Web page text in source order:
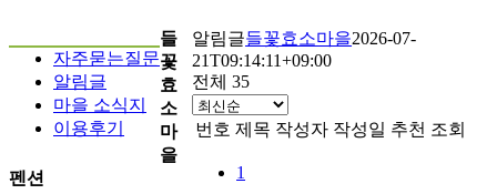
알림글들꽃효소마을2026-07-
21T09:14:11+09:00
전체 35
번호 제목 작성자 작성일 추천 조회
1
자주묻는질문
알림글
마을 소식지
이용후기
들
꽃
효
소
마
을
펜션